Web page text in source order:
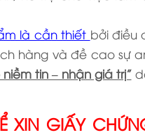
là cần thiết bởi điều
hàng và đề cao sự
niềm tin – nhận giá trị”
XIN GIẤY